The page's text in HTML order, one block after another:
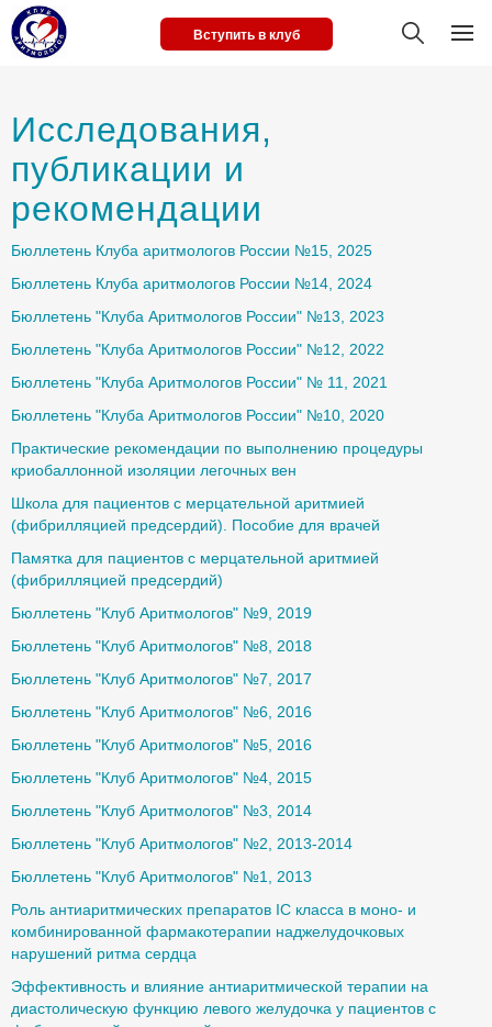
Вступить в клуб
Исследования,
публикации и
рекомендации
Бюллетень Клуба аритмологов России №15, 2025
Бюллетень Клуба аритмологов России №14, 2024
Бюллетень "Клуба Аритмологов России" №13, 2023
Бюллетень "Клуба Аритмологов России" №12, 2022
Бюллетень "Клуба Аритмологов России" № 11, 2021
Бюллетень "Клуба Аритмологов России" №10, 2020
Практические рекомендации по выполнению процедуры
криобаллонной изоляции легочных вен
Школа для пациентов с мерцательной аритмией
(фибрилляцией предсердий). Пособие для врачей
Памятка для пациентов с мерцательной аритмией
(фибрилляцией предсердий)
Бюллетень "Клуб Аритмологов" №9, 2019
Бюллетень "Клуб Аритмологов" №8, 2018
Бюллетень "Клуб Аритмологов" №7, 2017
Бюллетень "Клуб Аритмологов" №6, 2016
Бюллетень "Клуб Аритмологов" №5, 2016
Бюллетень "Клуб Аритмологов" №4, 2015
Бюллетень "Клуб Аритмологов" №3, 2014
Бюллетень "Клуб Аритмологов" №2, 2013-2014
Бюллетень "Клуб Аритмологов" №1, 2013
Роль антиаритмических препаратов IС класса в моно- и
комбинированной фармакотерапии наджелудочковых
нарушений ритма сердца
Эффективность и влияние антиаритмической терапии на
диастолическую функцию левого желудочка у пациентов с